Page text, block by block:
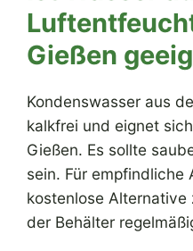
Gießen
Kondenswasser aus
kalkfrei und eignet
Gießen. Es sollte
sein. Für empfindliche
kostenlose Alternative
der Behälter